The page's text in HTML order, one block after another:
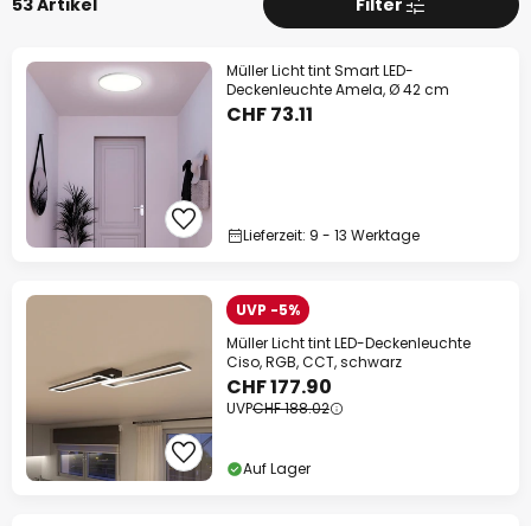
53 Artikel Filter
Müller Licht tint Smart LED-
Deckenleuchte Amela, Ø 42 cm
CHF 73.11
Lieferzeit: 9 - 13 Werktage
UVP -5%
Müller Licht tint LED-Deckenleuchte
Ciso, RGB, CCT, schwarz
CHF 177.90
UVPCHF 188.02
Auf Lager